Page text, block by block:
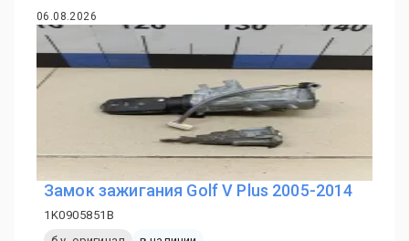
06.08.2026
Замок зажигания Golf V Plus 2005-2014
1K0905851B